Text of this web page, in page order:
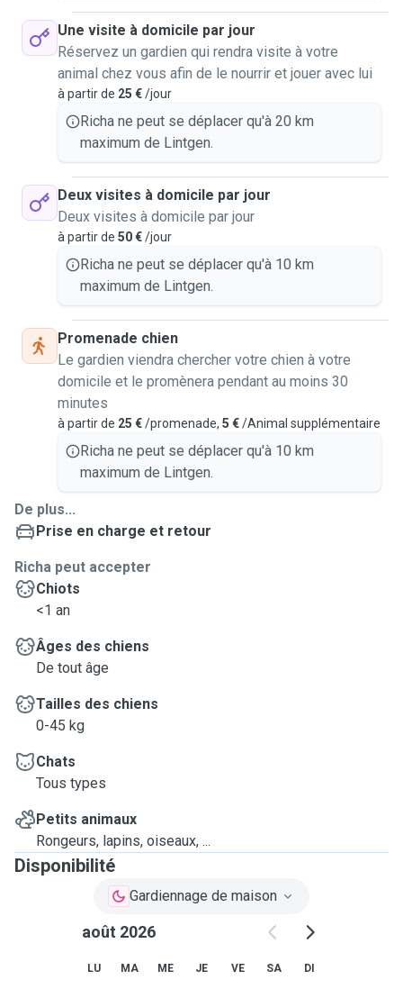
Une visite à domicile par jour
Réservez un gardien qui rendra visite à votre
animal chez vous afin de le nourrir et jouer avec lui
à partir de 25 €/jour
Richa ne peut se déplacer qu'à 20 km
maximum de Lintgen.
Deux visites à domicile par jour
Deux visites à domicile par jour
à partir de 50 €/jour
Richa ne peut se déplacer qu'à 10 km
maximum de Lintgen.
Promenade chien
Le gardien viendra chercher votre chien à votre
domicile et le promènera pendant au moins 30
minutes
à partir de 25 €/promenade, 5 €/Animal supplémentaire
Richa ne peut se déplacer qu'à 10 km
maximum de Lintgen.
De plus...
Prise en charge et retour
Richa peut accepter
Chiots
<1 an
Âges des chiens
De tout âge
Tailles des chiens
0-45 kg
Chats
Tous types
Petits animaux
Rongeurs, lapins, oiseaux, ...
Disponibilité
Gardiennage de maison
août 2026
LU MA ME JE VE SA DI